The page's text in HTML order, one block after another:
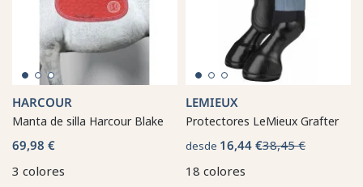
HARCOUR
Manta de silla Harcour Blake
69,98 €
3 colores
LEMIEUX
Protectores LeMieux Grafter
desde 16,44 €38,45 €
18 colores